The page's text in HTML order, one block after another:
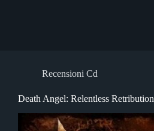
Recensioni Cd
Death Angel: Relentless Retribution